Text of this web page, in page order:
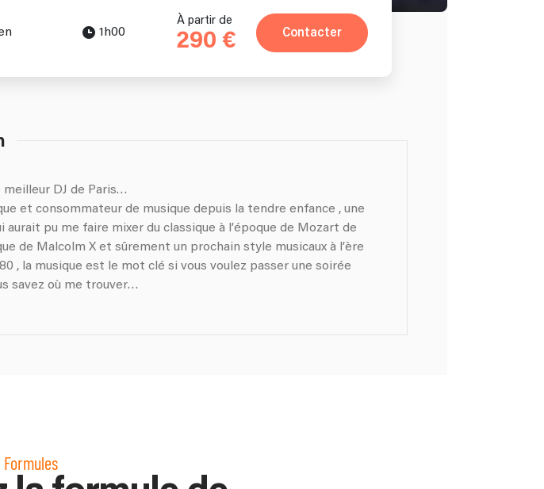
1h00
À partir de
290 € Contacter
DJ de Paris…
et consommateur de musique depuis la tendre enfance , une
aurait pu me faire mixer du classique à l’époque de Mozart de
de Malcolm X et sûrement un prochain style musicaux à l’ère
, la musique est le mot clé si vous voulez passer une soirée
savez où me trouver…